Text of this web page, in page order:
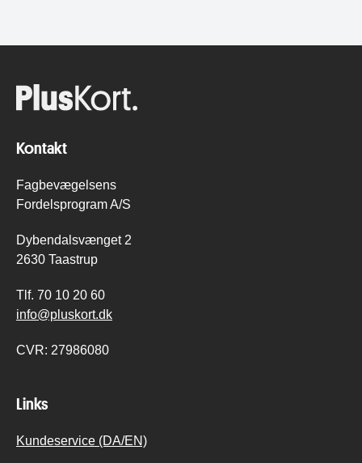
Kontakt
Fagbevægelsens
Fordelsprogram A/S
Dybendalsvænget 2
2630 Taastrup
Tlf. 70 10 20 60
info@pluskort.dk
CVR: 27986080
Links
Kundeservice (DA/EN)